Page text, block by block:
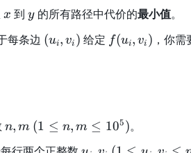
_
,.
o
{
{
m
x
x 到 y
y的所有路径中代价的最小值。
每条边 (
)
(ui, vi ) 给定 f
_
i
f(ui, vi ) ，你
n,
n, m (
(1 ≤ n, m ≤ 105)。
u (